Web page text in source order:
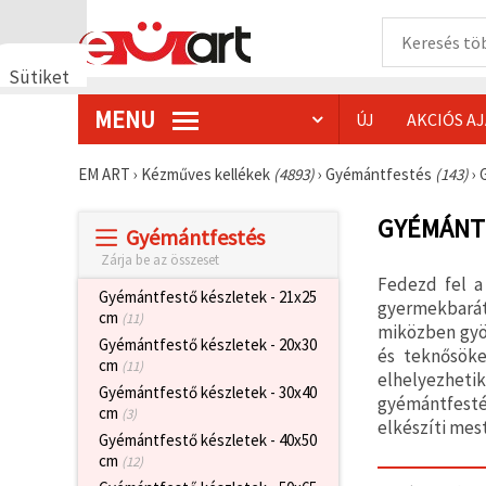
Sütiket
használunk
technológiákat
MENU ÚJ AKCIÓS
EM ART › Kézműves kellékek (4893)› Gyémántfestés (143)›
Gyémántfestés
Zárja be az összeset
Gyémántfestő készletek - 21x25
cm (11)
Gyémántfestő készletek - 20x30
cm (11)
Gyémántfestő készletek - 30x40
cm (3)
Gyémántfestő készletek - 40x50
cm (12)
Fedezd fel
miközben
és
elkészíti